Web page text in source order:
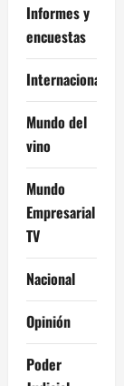
Informes y
encuestas
Internacional
Mundo del
vino
Mundo
Empresarial
TV
Nacional
Opinión
Poder